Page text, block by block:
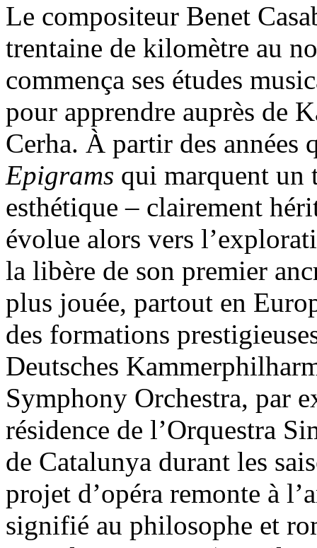
Le compositeur Benet
trentaine de kilomètre au
commença ses études
pour apprendre auprès de
Cerha. À partir des années
Epigrams qui marquent un
esthétique – clairement
évolue alors vers
la libère de son premier
plus jouée, partout en
des formations
Deutsches
Symphony Orchestra, par
résidence de l’Orquestra
de Catalunya durant les
projet d’opéra remonte à
signifié au philosophe et